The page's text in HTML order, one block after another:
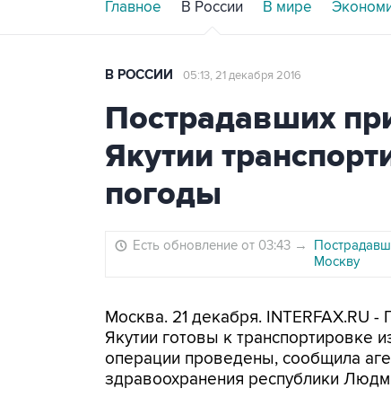
Главное В России В мире
В РОССИИ 05:13, 21 декабря 2016
Пострадавших
Якутии
погоды
Есть обновление от 03:43 →
Москву
Москва. 21 декабря. INTERFAX.RU
Якутии готовы к транспортировке
операции проведены, сообщила
здравоохранения республики